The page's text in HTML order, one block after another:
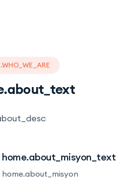
home.about_misyon_text
home.about_misyon